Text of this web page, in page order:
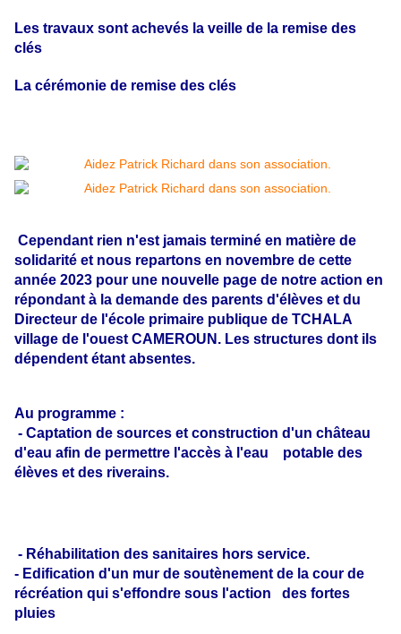
Les travaux sont achevés la veille de la remise des
clés
La cérémonie de remise des clés
Cependant rien n'est jamais terminé en matière de
solidarité et nous repartons en novembre de cette
année 2023 pour une nouvelle page de notre action en
répondant à la demande des parents d'élèves et du
Directeur de l'école primaire publique de TCHALA
village de l'ouest CAMEROUN. Les structures dont ils
dépendent étant absentes.
Au programme :
- Captation de sources et construction d'un château
d'eau afin de permettre l'accès à l'eau potable des
élèves et des riverains.
- Réhabilitation des sanitaires hors service.
- Edification d'un mur de soutènement de la cour de
récréation qui s'effondre sous l'action des fortes
pluies